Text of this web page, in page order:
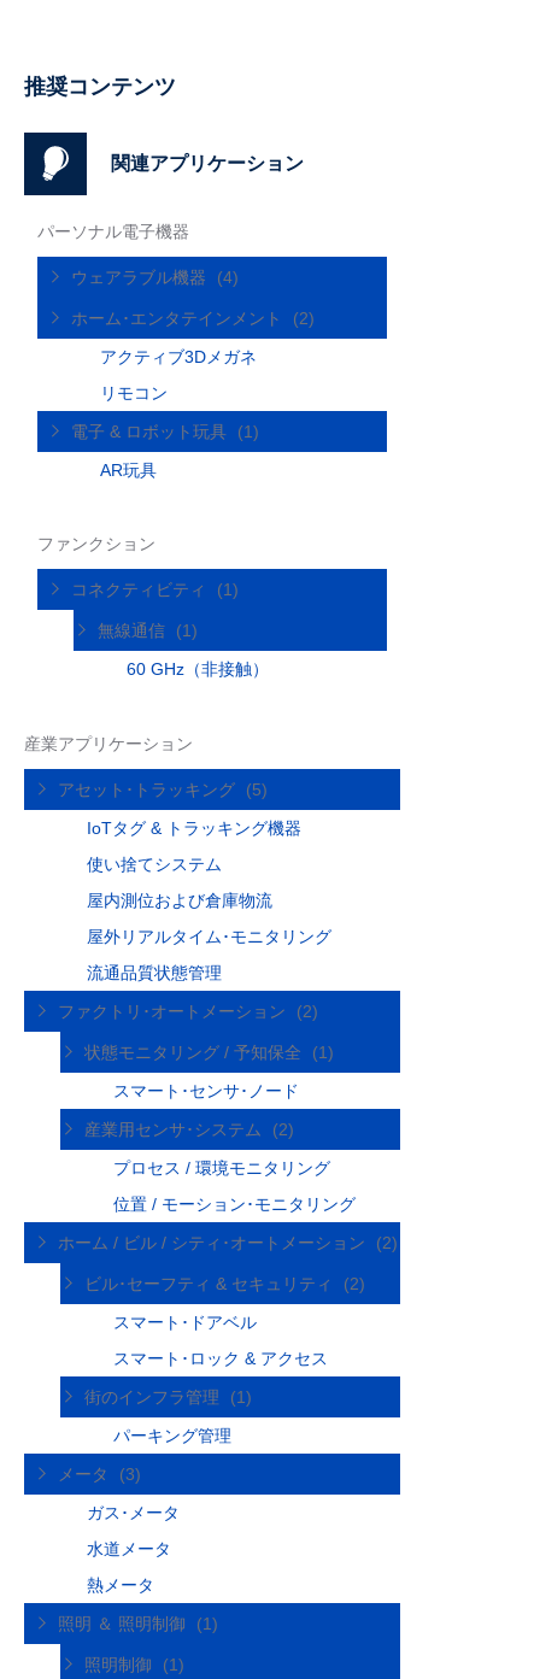
推奨コンテンツ
関連アプリケーション
パーソナル電子機器
ウェアラブル機器 (4)
ホーム･エンタテインメント
(2)
アクティブ3Dメガネ
リモコン
電子 & ロボット玩具
(1)
AR玩具
ファンクション
コネクティビティ (1)
無線通信
(1)
60 GHz（非接触）
産業アプリケーション
アセット･トラッキング
(5)
IoTタグ & トラッキング機器
使い捨てシステム
屋内測位および倉庫物流
屋外リアルタイム･モニタリング
流通品質状態管理
ファクトリ･オートメーション
(2)
状態モニタリング / 予知保全
(1)
スマート･センサ･ノード
産業用センサ･システム
(2)
プロセス / 環境モニタリング
位置 / モーション･モニタリング
ホーム / ビル / シティ･オートメーション
(2)
ビル･セーフティ & セキュリティ
(2)
スマート･ドアベル
スマート･ロック & アクセス
街のインフラ管理
(1)
パーキング管理
メータ
(3)
ガス･メータ
水道メータ
熱メータ
照明 ＆ 照明制御
(1)
照明制御
(1)